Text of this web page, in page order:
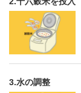
3.水の調整